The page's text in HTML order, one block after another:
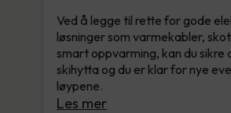
Ved å legge til rette for gode
løsninger som varmekabler,
smart oppvarming, kan du sikre
skihytta og du er klar for nye
løypene.
Les mer